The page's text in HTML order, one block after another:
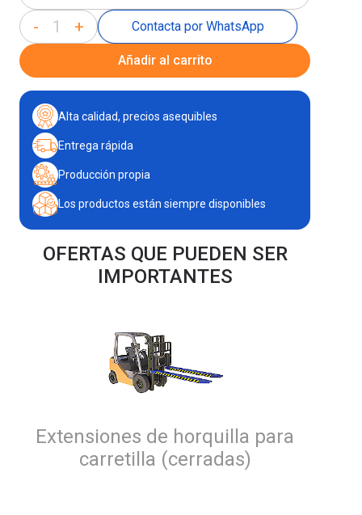
- + Contacta por WhatsApp
Añadir al carrito
Alta calidad, precios asequibles
Entrega rápida
Producción propia
Los productos están siempre disponibles
OFERTAS QUE PUEDEN SER
IMPORTANTES
Extensiones de horquilla para
carretilla (cerradas)